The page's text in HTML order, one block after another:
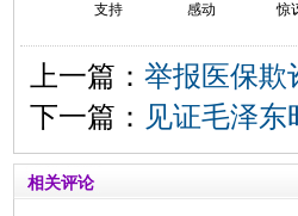
支持 感动 惊
上一篇： 举报医保欺
下一篇： 见证毛泽
相关评论